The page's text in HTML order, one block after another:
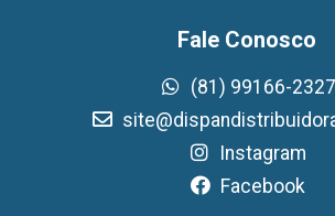
Fale Conosco
(81) 99166-2327
Instagram
Facebook